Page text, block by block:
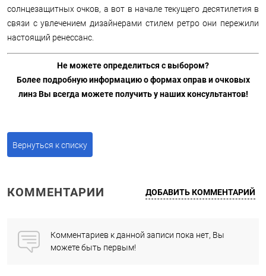
солнцезащитных очков, а вот в начале текущего десятилетия в
связи с увлечением дизайнерами стилем ретро они пережили
настоящий ренессанс.
Не можете определиться с выбором?
Более подробную информацию о формах оправ и очковых
линз Вы всегда можете получить у наших консультантов!
Вернуться к списку
КОММЕНТАРИИ ДОБАВИТЬ КОММЕНТАРИЙ
Комментариев к данной записи пока нет, Вы
можете быть первым!